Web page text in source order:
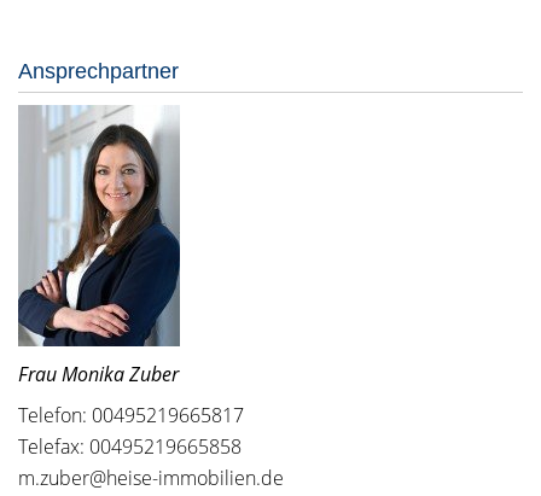
Ansprechpartner
Frau Monika Zuber
Telefon: 00495219665817
Telefax: 00495219665858
m.zuber@heise-immobilien.de